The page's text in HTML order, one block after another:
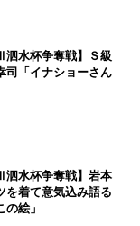
泗水杯争奪戦】Ｓ級
司「イナショーさん
泗水杯争奪戦】岩本
を着て意気込み語る
の絵」